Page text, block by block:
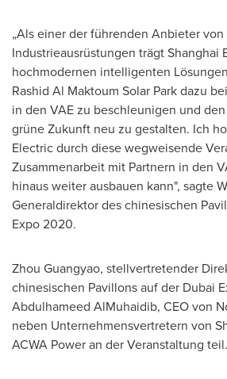
„Als einer der führenden Anbieter
Industrieausrüstungen trägt Shanghai
hochmodernen intelligenten
Rashid Al Maktoum Solar Parkdazu
in den VAE zu beschleunigen und
grüne Zukunft neu zu gestalten. Ich
Electric durch diese wegweisende
Zusammenarbeit mit Partnern in den
hinaus weiter ausbauen kann", sagte
Generaldirektor des chinesischen
Expo 2020.
Zhou Guangyao, stellvertretender
chinesischen Pavillons auf der Dubai
Abdulhameed AlMuhaidib, CEO von
neben Unternehmensvertretern von
ACWA Power an der Veranstaltung teil.